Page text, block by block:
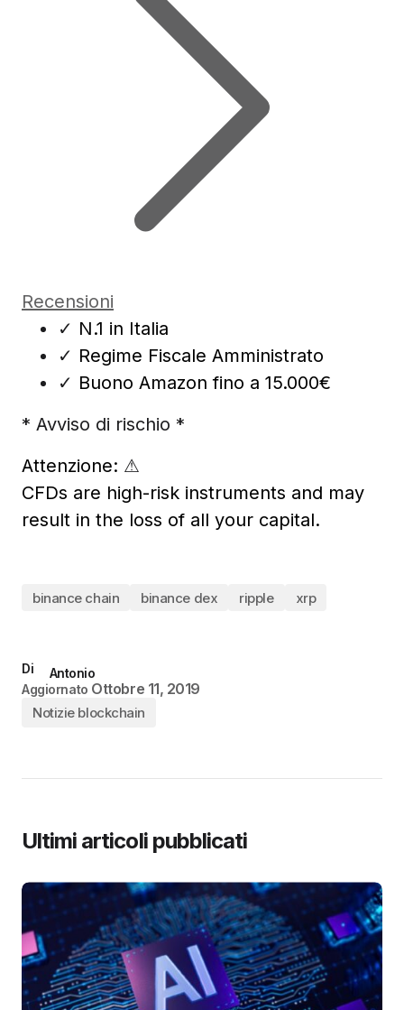
Recensioni
✓ N.1 in Italia
✓ Regime Fiscale Amministrato
✓ Buono Amazon fino a 15.000€
* Avviso di rischio *
Attenzione: ⚠
CFDs are high-risk instruments and may
result in the loss of all your capital.
binance chain binance dex ripple xrp
Di
Antonio
Aggiornato Ottobre 11, 2019
Notizie blockchain
Ultimi articoli pubblicati